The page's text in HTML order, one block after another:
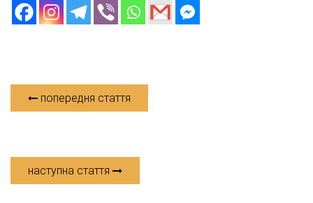
попередня стаття
наступна стаття